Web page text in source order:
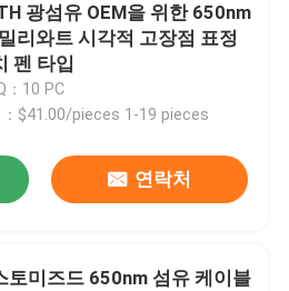
광섬유 OEM을 위한 650nm
리와트 시각적 고장점 표정
펜 타입
：10 PC
：$41.00/pieces 1-19 pieces
연락처
토미즈드 650nm 섬유 케이블